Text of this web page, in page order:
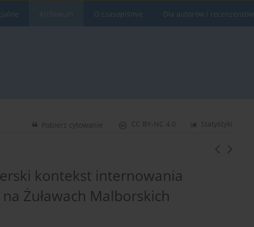
Archiwum O czasopiśmie Dla autorów i recenzentów
Statystyki
CC BY-NC 4.0
Pobierz cytowanie
kontekst internowania
Żuławach Malborskich